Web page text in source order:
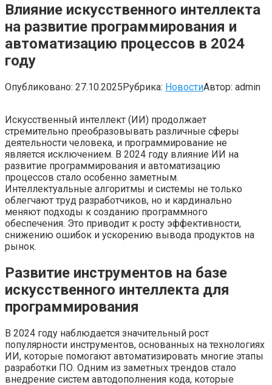
Влияние искусственного интеллекта
на развитие программирования и
автоматизацию процессов в 2024
году
Опубликовано: 27.10.2025Рубрика: НовостиАвтор: admin
Искусственный интеллект (ИИ) продолжает
стремительно преобразовывать различные сферы
деятельности человека, и программирование не
является исключением. В 2024 году влияние ИИ на
развитие программирования и автоматизацию
процессов стало особенно заметным.
Интеллектуальные алгоритмы и системы не только
облегчают труд разработчиков, но и кардинально
меняют подходы к созданию программного
обеспечения. Это приводит к росту эффективности,
снижению ошибок и ускорению вывода продуктов на
рынок.
Развитие инструментов на базе
искусственного интеллекта для
программирования
В 2024 году наблюдается значительный рост
популярности инструментов, основанных на технологиях
ИИ, которые помогают автоматизировать многие этапы
разработки ПО. Одним из заметных трендов стало
внедрение систем автодополнения кода, которые